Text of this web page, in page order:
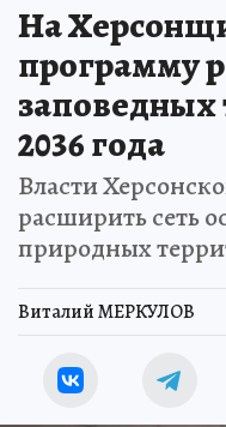
На
программу
заповедных
2036 года
Власти
расширить сеть
природных
Виталий МЕРКУЛОВ